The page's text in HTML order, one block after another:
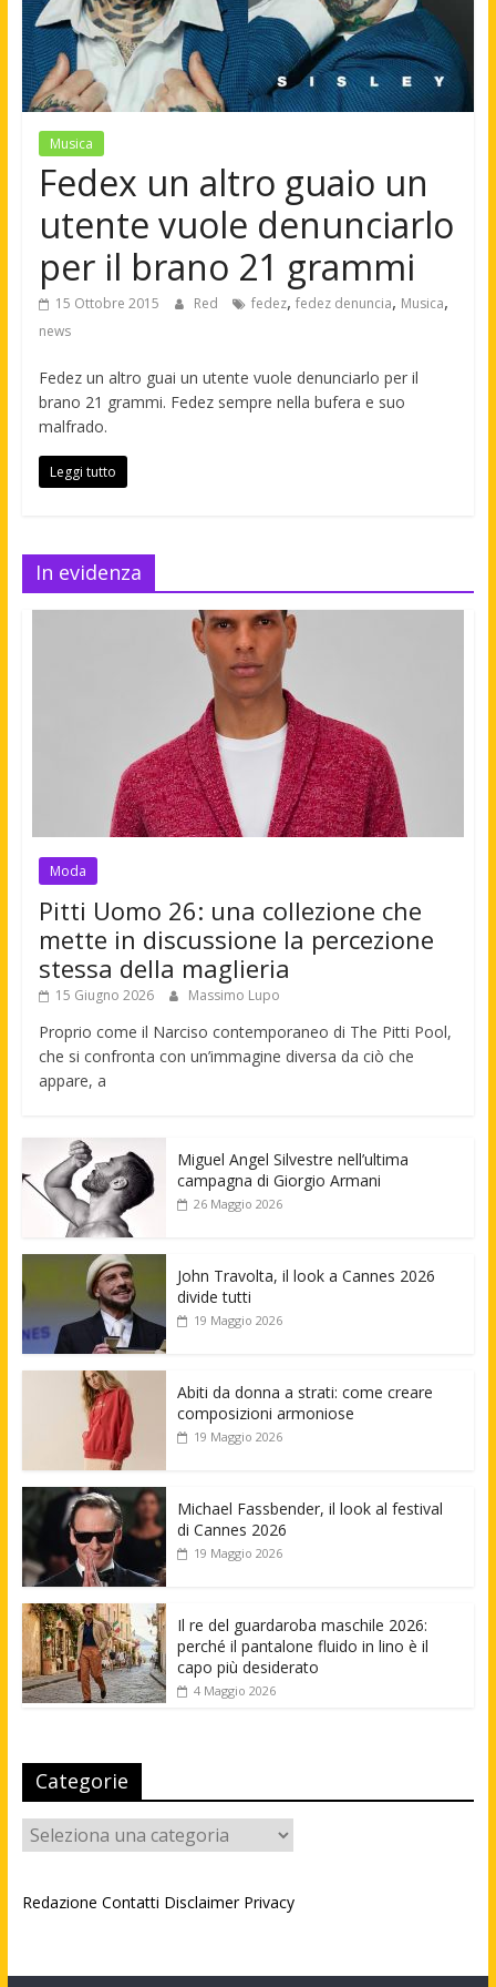
Musica
Fedex un altro guaio un
utente vuole denunciarlo
per il brano 21 grammi
15 Ottobre 2015 Red fedez, fedez denuncia, Musica,
news
Fedez un altro guai un utente vuole denunciarlo per il
brano 21 grammi. Fedez sempre nella bufera e suo
malfrado.
Leggi tutto
In evidenza
Moda
Pitti Uomo 26: una collezione che
mette in discussione la percezione
stessa della maglieria
15 Giugno 2026 Massimo Lupo
Proprio come il Narciso contemporaneo di The Pitti Pool,
che si confronta con un’immagine diversa da ciò che
appare, a
Miguel Angel Silvestre nell’ultima
campagna di Giorgio Armani
26 Maggio 2026
John Travolta, il look a Cannes 2026
divide tutti
19 Maggio 2026
Abiti da donna a strati: come creare
composizioni armoniose
19 Maggio 2026
Michael Fassbender, il look al festival
di Cannes 2026
19 Maggio 2026
Il re del guardaroba maschile 2026:
perché il pantalone fluido in lino è il
capo più desiderato
4 Maggio 2026
Categorie
Categorie
Redazione Contatti Disclaimer Privacy